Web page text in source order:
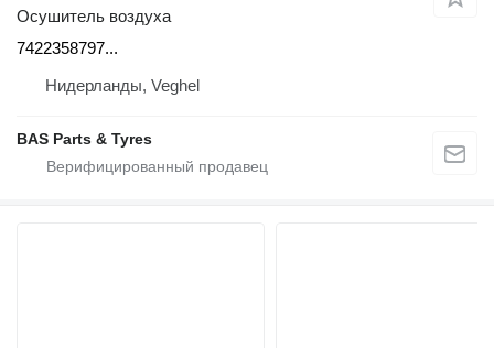
Осушитель воздуха
7422358797...
Нидерланды, Veghel
BAS Parts & Tyres